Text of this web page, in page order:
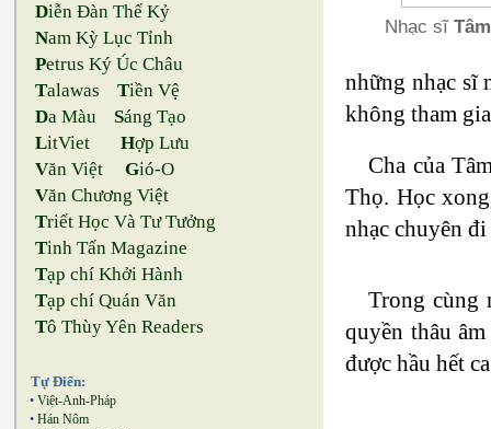
Diễn Đàn Thế Kỷ
Nam Kỳ Lục Tỉnh
Petrus Ký Úc Châu
Talawas Tiền Vệ
Da Màu Sáng Tạo
LitViet Hợp Lưu
Văn Việt Gió-O
Văn Chương Việt
Triết Học Và Tư Tưởng
Tinh Tấn Magazine
Tạp chí Khởi Hành
Tạp chí Quán Văn
Tô Thùy Yên Readers
Tự Điển:
• Việt-Anh-Pháp
• Hán Nôm
Nhạc sĩ
những nhạc sĩ
không tham
Cha của
Thọ. Học
nhạc chuyên
Trong cùng
quyền thâu
được hầu hết